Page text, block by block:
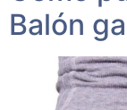
Balón